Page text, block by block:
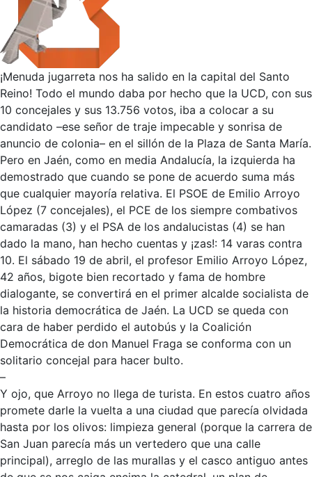
¡Menuda jugarreta nos ha salido en la capital del Santo
Reino! Todo el mundo daba por hecho que la UCD, con sus
10 concejales y sus 13.756 votos, iba a colocar a su
candidato –ese señor de traje impecable y sonrisa de
anuncio de colonia– en el sillón de la Plaza de Santa María.
Pero en Jaén, como en media Andalucía, la izquierda ha
demostrado que cuando se pone de acuerdo suma más
que cualquier mayoría relativa. El PSOE de Emilio Arroyo
López (7 concejales), el PCE de los siempre combativos
camaradas (3) y el PSA de los andalucistas (4) se han
dado la mano, han hecho cuentas y ¡zas!: 14 varas contra
10. El sábado 19 de abril, el profesor Emilio Arroyo López,
42 años, bigote bien recortado y fama de hombre
dialogante, se convertirá en el primer alcalde socialista de
la historia democrática de Jaén. La UCD se queda con
cara de haber perdido el autobús y la Coalición
Democrática de don Manuel Fraga se conforma con un
solitario concejal para hacer bulto.
–
Y ojo, que Arroyo no llega de turista. En estos cuatro años
promete darle la vuelta a una ciudad que parecía olvidada
hasta por los olivos: limpieza general (porque la carrera de
San Juan parecía más un vertedero que una calle
principal), arreglo de las murallas y el casco antiguo antes